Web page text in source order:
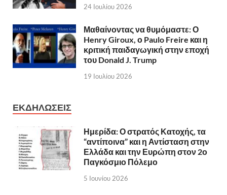
24 Ιουλίου 2026
Μαθαίνοντας να θυμόμαστε: Ο
Henry Giroux, ο Paulo Freire και η
κριτική παιδαγωγική στην εποχή
του Donald J. Trump
19 Ιουλίου 2026
ΕΚΔΗΛΩΣΕΙΣ
Ημερίδα: Ο στρατός Κατοχής, τα
“αντίποινα” και η Αντίσταση στην
Ελλάδα και την Ευρώπη στον 2ο
Παγκόσμιο Πόλεμο
5 Ιουνίου 2026